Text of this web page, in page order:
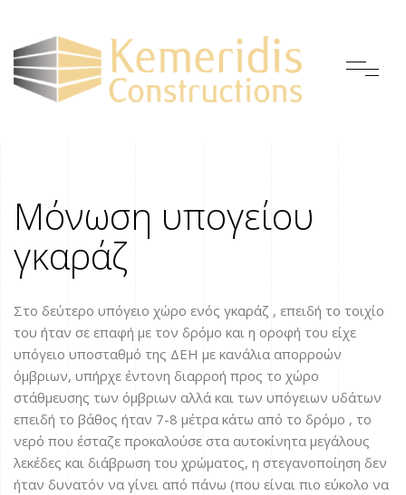
Μόνωση υπογείου
γκαράζ
Στο δεύτερο υπόγειο χώρο ενός γκαράζ , επειδή το τοιχίο
του ήταν σε επαφή με τον δρόμο και η οροφή του είχε
υπόγειο υποσταθμό της ΔΕΗ με κανάλια απορροών
όμβριων, υπήρχε έντονη διαρροή προς το χώρο
στάθμευσης των όμβριων αλλά και των υπόγειων υδάτων
επειδή το βάθος ήταν 7-8 μέτρα κάτω από το δρόμο , το
νερό που έσταζε προκαλούσε στα αυτοκίνητα μεγάλους
λεκέδες και διάβρωση του χρώματος, η στεγανοποίηση δεν
ήταν δυνατόν να γίνει από πάνω (που είναι πιο εύκολο να